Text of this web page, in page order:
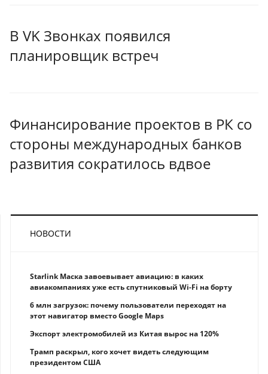
В VK Звонках появился
планировщик встреч
Финансирование проектов в РК со
стороны международных банков
развития сократилось вдвое
НОВОСТИ
Starlink Маска завоевывает авиацию: в каких
авиакомпаниях уже есть спутниковый Wi-Fi на борту
6 млн загрузок: почему пользователи переходят на
этот навигатор вместо Google Maps
Экспорт электромобилей из Китая вырос на 120%
Трамп раскрыл, кого хочет видеть следующим
президентом США